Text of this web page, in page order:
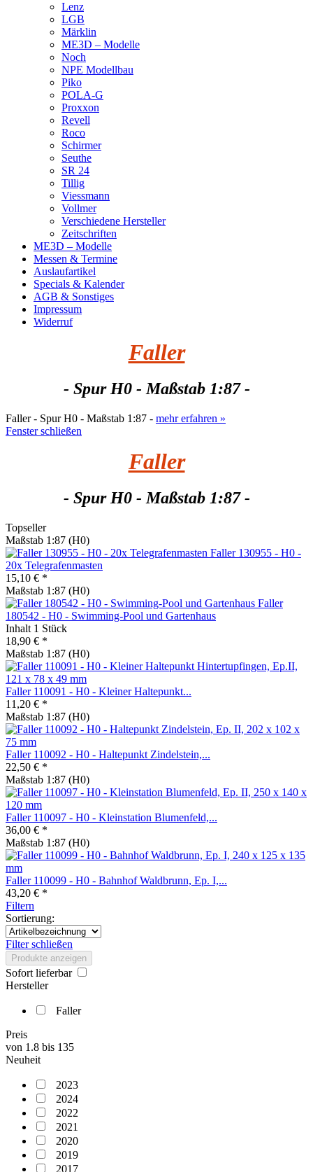
Lenz
LGB
Märklin
ME3D – Modelle
Noch
NPE Modellbau
Piko
POLA-G
Proxxon
Revell
Roco
Schirmer
Seuthe
SR 24
Tillig
Viessmann
Vollmer
Verschiedene Hersteller
Zeitschriften
ME3D – Modelle
Messen & Termine
Auslaufartikel
Specials & Kalender
AGB & Sonstiges
Impressum
Widerruf
Faller
- Spur H0 - Maßstab 1:87 -
Faller - Spur H0 - Maßstab 1:87 - mehr erfahren »
Fenster schließen
Faller
- Spur H0 - Maßstab 1:87 -
Topseller
Maßstab 1:87 (H0)
Faller 130955 - H0 -
20x Telegrafenmasten
15,10 € *
Maßstab 1:87 (H0)
Faller
180542 - H0 - Swimming-Pool und Gartenhaus
Inhalt 1 Stück
18,90 € *
Maßstab 1:87 (H0)
Faller 110091 - H0 - Kleiner Haltepunkt...
11,20 € *
Maßstab 1:87 (H0)
Faller 110092 - H0 - Haltepunkt Zindelstein,...
22,50 € *
Maßstab 1:87 (H0)
Faller 110097 - H0 - Kleinstation Blumenfeld,...
36,00 € *
Maßstab 1:87 (H0)
Faller 110099 - H0 - Bahnhof Waldbrunn, Ep. I,...
43,20 € *
Filtern
Sortierung:
Filter schließen
Produkte anzeigen
Sofort lieferbar
Hersteller
Faller
Preis
von 1.8 bis 135
Neuheit
2023
2024
2022
2021
2020
2019
2017